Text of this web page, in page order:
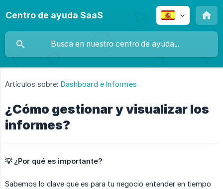
Centro de ayuda SaaS
Artículos sobre: Dashboard e Informes
¿Cómo gestionar y visualizar los
informes?
💡 ¿Por qué es importante?
Sabemos lo clave que es para tu negocio entender en tiempo